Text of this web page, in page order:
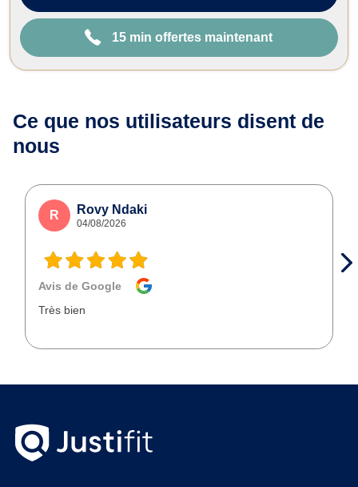
15 min offertes maintenant
Ce que nos utilisateurs disent de
nous
R Rovy Ndaki
04/08/2026
Avis de Google
Très bien